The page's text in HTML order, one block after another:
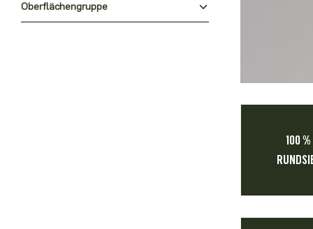
Oberflächengruppe
100